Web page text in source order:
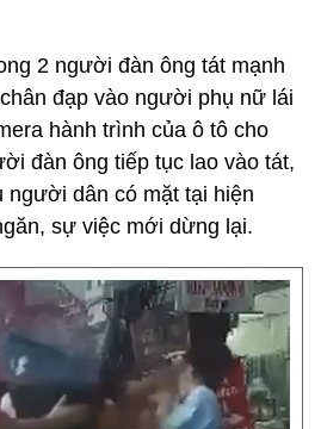
2 người đàn ông tát mạnh
đạp vào người phụ nữ lái
hành trình của ô tô cho
đàn ông tiếp tục lao vào tát,
người dân có mặt tại hiện
sự việc mới dừng lại.